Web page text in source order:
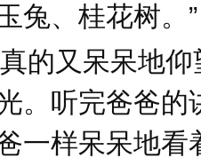
兔、桂花树。”
的又呆呆地仰
。听完爸爸
一样呆呆地